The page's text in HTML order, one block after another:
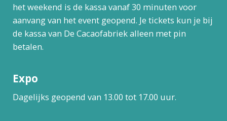
het weekend is de kassa vanaf 30 minuten voor
aanvang van het event geopend. Je tickets kun je bij
de kassa van De Cacaofabriek alleen met pin
betalen.
Expo
Dagelijks geopend van 13.00 tot 17.00 uur.